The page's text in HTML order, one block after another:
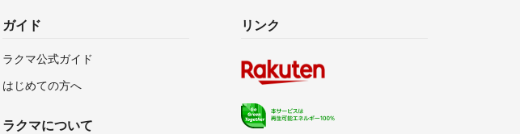
ガイド
ラクマ公式ガイド
はじめての方へ
ラクマについて
リンク